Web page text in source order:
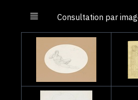
Consultation par